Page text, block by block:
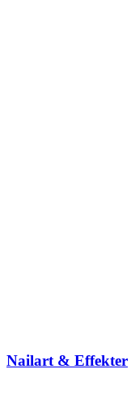
Nailart & Effekter